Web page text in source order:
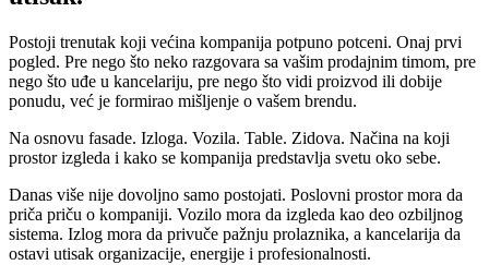
Postoji trenutak koji većina kompanija potpuno potceni. Onaj prvi
pogled. Pre nego što neko razgovara sa vašim prodajnim timom, pre
nego što uđe u kancelariju, pre nego što vidi proizvod ili dobije
ponudu, već je formirao mišljenje o vašem brendu.
Na osnovu fasade. Izloga. Vozila. Table. Zidova. Načina na koji
prostor izgleda i kako se kompanija predstavlja svetu oko sebe.
Danas više nije dovoljno samo postojati. Poslovni prostor mora da
priča priču o kompaniji. Vozilo mora da izgleda kao deo ozbiljnog
sistema. Izlog mora da privuče pažnju prolaznika, a kancelarija da
ostavi utisak organizacije, energije i profesionalnosti.